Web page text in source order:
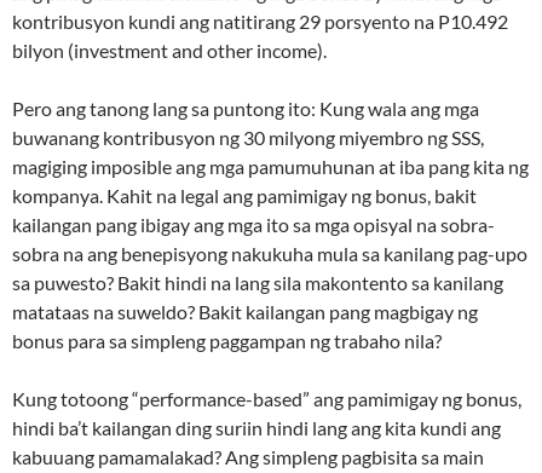
kontribusyon kundi ang natitirang 29 porsyento na P10.492
bilyon (investment and other income).
Pero ang tanong lang sa puntong ito: Kung wala ang mga
buwanang kontribusyon ng 30 milyong miyembro ng SSS,
magiging imposible ang mga pamumuhunan at iba pang kita ng
kompanya. Kahit na legal ang pamimigay ng bonus, bakit
kailangan pang ibigay ang mga ito sa mga opisyal na sobra-
sobra na ang benepisyong nakukuha mula sa kanilang pag-upo
sa puwesto? Bakit hindi na lang sila makontento sa kanilang
matataas na suweldo? Bakit kailangan pang magbigay ng
bonus para sa simpleng paggampan ng trabaho nila?
Kung totoong “performance-based” ang pamimigay ng bonus,
hindi ba’t kailangan ding suriin hindi lang ang kita kundi ang
kabuuang pamamalakad? Ang simpleng pagbisita sa main